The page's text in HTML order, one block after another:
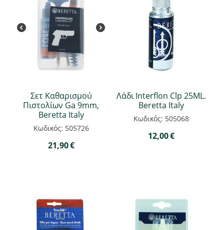
Σετ Καθαρισμού
Πιστολίων Ga 9mm,
Beretta Italy
Κωδικός: 505726
21,90€
Λάδι Interflon Clp 25ML.
Beretta Italy
Κωδικός: 505068
12,00€